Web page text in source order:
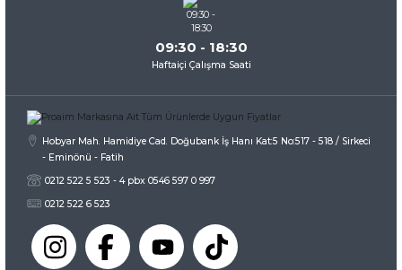
09:30 - 18:30
Haftaiçi Çalışma Saati
Hobyar Mah. Hamidiye Cad. Doğubank İş Hanı Kat:5 No:517 - 518 / Sirkeci
- Eminönü - Fatih
0212 522 5 523 - 4 pbx 0546 597 0 997
0212 522 6 523